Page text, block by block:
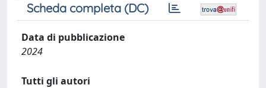
Scheda completa (DC)
Data di pubblicazione
2024
Tutti gli autori